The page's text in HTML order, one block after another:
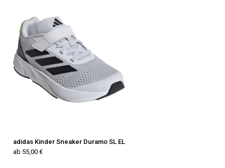
adidas Kinder Sneaker Duramo SL EL
ab 55,00 €